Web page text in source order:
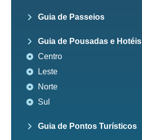
Guia de Passeios
Guia de Pousadas e Hotéis
Centro
Leste
Norte
Sul
Guia de Pontos Turísticos